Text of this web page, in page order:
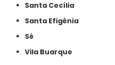
Santa Cecília
Santa Efigênia
Sé
Vila Buarque